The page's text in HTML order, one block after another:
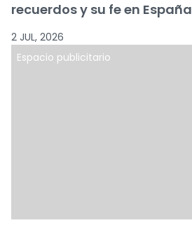
recuerdos y su fe en España
2 JUL, 2026
Espacio publicitario